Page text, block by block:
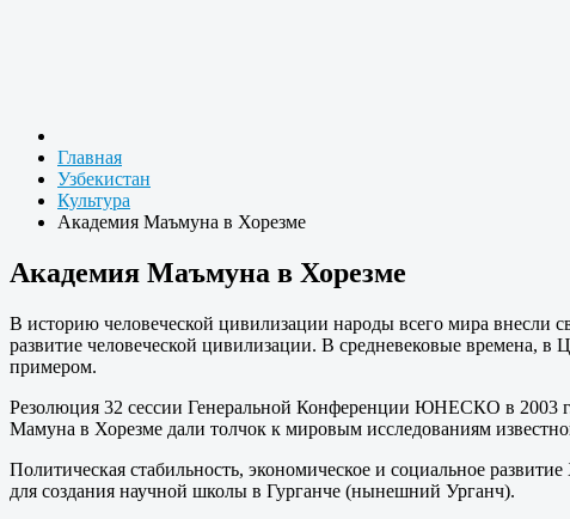
Главная
Узбекистан
Культура
Академия Маъмуна в Хорезме
Академия Маъмуна в Хорезме
В историю человеческой цивилизации народы всего мира внесли
развитие человеческой цивилизации. В средневековые
примером.
Резолюция 32 сессии Генеральной Конференции ЮНЕСКО в 2003
Мамуна в Хорезме дали толчок к мировым исследованиям
Политическая стабильность, экономическое и социальное
для создания научной школы в Гурганче (нынешний Урганч).